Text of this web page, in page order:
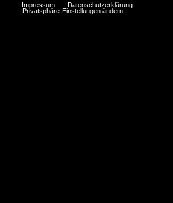
Impressum
Datenschutzerklärung
Privatsphäre-Einstellungen ändern